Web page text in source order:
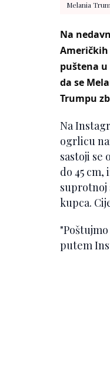
Melania
Na
puštena
da se
Trumpu
Na
ogrlicu
sastoji se
do 45
suprotnoj
kupca.
putem